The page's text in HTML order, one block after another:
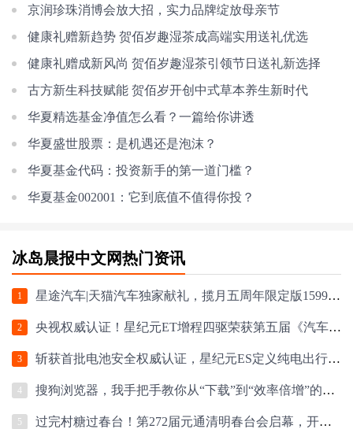
京润珍珠消博会放大招，实力品牌绽放母亲节
健康礼赠新趋势 贺佰岁趣湿茶成高端实用送礼优选
健康礼赠成新风尚 贺佰岁趣湿茶引领节日送礼新选择
古方新生科技赋能 贺佰岁开创中式草本养生新时代
华夏精选基金净值怎么看？一篇给你讲透
华夏盛世股票：是机遇还是泡沫？
华夏基金代码：投资新手的第一道门槛？
华夏基金002001：它到底值不值得你投？
冰岛晨报中文网热门资讯
1 星途汽车|天猫汽车独家献礼，揽月五周年限定版159900元起
2 央视权威认证！星纪元ET增程四驱荣获第五届《汽车风云盛典》“2024风云车”大
3 斩获首批电池安全权威认证，星纪元ES定义纯电出行安全新高度
4 搜狗浏览器，我手把手教你从“下载”到“效率倍增”的实战操作
5 过完村糖过春台！第272届元通清明春台会启幕，开心麻花爆笑登场